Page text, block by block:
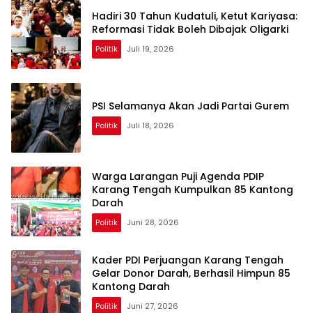
Hadiri 30 Tahun Kudatuli, Ketut Kariyasa:
Reformasi Tidak Boleh Dibajak Oligarki
Politik Juli 19, 2026
PSI Selamanya Akan Jadi Partai Gurem
Politik Juli 18, 2026
Warga Larangan Puji Agenda PDIP
Karang Tengah Kumpulkan 85 Kantong
Darah
Politik Juni 28, 2026
Kader PDI Perjuangan Karang Tengah
Gelar Donor Darah, Berhasil Himpun 85
Kantong Darah
Politik Juni 27, 2026